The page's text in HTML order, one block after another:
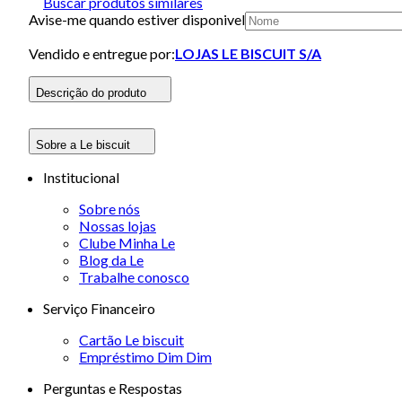
Avise-me quando estiver disponivel
Vendido e entregue por:LOJAS LE BISCUIT S/A
Descrição do produto
Sobre a Le biscuit
Institucional
Sobre nós
Nossas lojas
Clube Minha Le
Blog da Le
Trabalhe conosco
Serviço Financeiro
Cartão Le biscuit
Empréstimo Dim Dim
Perguntas e Respostas